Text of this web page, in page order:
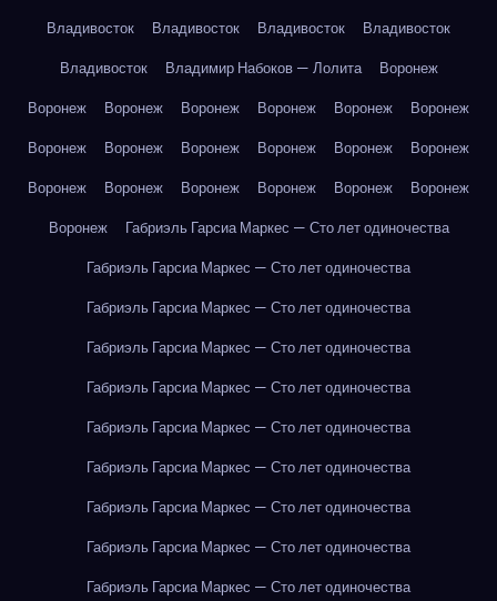
Владивосток
Владивосток Владивосток
Владивосток
Владивосток
Владимир Набоков — Лолита
Воронеж
Воронеж
Воронеж Воронеж Воронеж Воронеж
Воронеж
Воронеж
Воронеж Воронеж Воронеж Воронеж
Воронеж
Воронеж
Воронеж Воронеж Воронеж Воронеж
Воронеж
Воронеж
Габриэль Гарсиа Маркес — Сто лет одиночества
Габриэль Гарсиа Маркес — Сто лет одиночества
Габриэль Гарсиа Маркес — Сто лет одиночества
Габриэль Гарсиа Маркес — Сто лет одиночества
Габриэль Гарсиа Маркес — Сто лет одиночества
Габриэль Гарсиа Маркес — Сто лет одиночества
Габриэль Гарсиа Маркес — Сто лет одиночества
Габриэль Гарсиа Маркес — Сто лет одиночества
Габриэль Гарсиа Маркес — Сто лет одиночества
Габриэль Гарсиа Маркес — Сто лет одиночества